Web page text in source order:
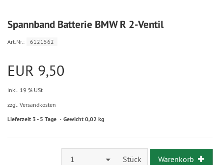
Spannband Batterie BMW R 2-Ventil
Art.Nr.: 6121562
EUR 9,50
inkl. 19 % USt
zzgl. Versandkosten
Lieferzeit 3 - 5 Tage Gewicht 0,02 kg
1 Stück Warenkorb